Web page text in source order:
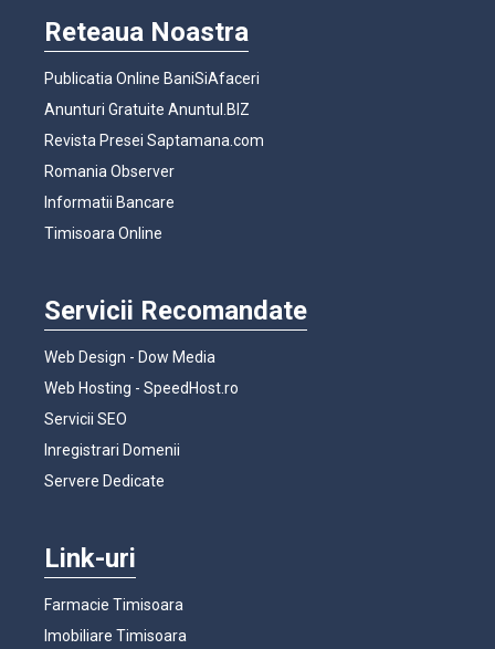
Reteaua Noastra
Publicatia Online BaniSiAfaceri
Anunturi Gratuite Anuntul.BIZ
Revista Presei Saptamana.com
Romania Observer
Informatii Bancare
Timisoara Online
Servicii Recomandate
Web Design - Dow Media
Web Hosting - SpeedHost.ro
Servicii SEO
Inregistrari Domenii
Servere Dedicate
Link-uri
Farmacie Timisoara
Imobiliare Timisoara